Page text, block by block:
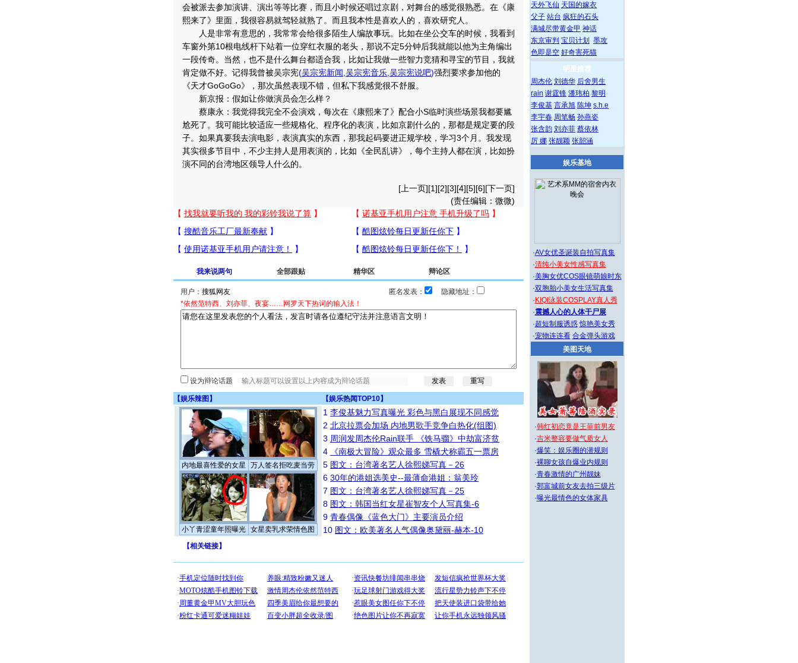
会被派去参加演讲、演出等等比赛，而且小时候还唱过京剧，对舞台的感觉很熟悉。在《康
熙来了》里面，我很容易就驾轻就熟了。而且我本性是喜欢人的，喜欢研究人。
人是非常有意思的，我常常会给很多陌生人编故事玩。比如在坐公交车的时候，我看到
车窗外第10根电线杆下站着一位穿红衣服的老头，那说不定5分钟后我就能以他为主角编出
一段传奇。当然，也不是什么舞台都适合我，比如让我做一些智力竞猜和寻宝的节目，我就
肯定做不好。记得我曾被吴宗宪(吴宗宪新闻 吴宗宪音乐 吴宗宪说吧)强烈要求参加他的
《天才GoGoGo》，那次虽然表现不错，但私下我感觉很不舒服。
新京报：假如让你做演员会怎么样？
蔡康永：我觉得我完全不会演戏，每次在《康熙来了》配合小S临时演些场景我都要尴
尬死了。我可能比较适应一些规格化、程序化的表演，比如京剧什么的，那都是规定要的段
子。如果真要我去演电影，表演真实的东西，那我起码要进正规学校，学习3个月。我发现
其实很多节目中，不少主持人是用表演的，比如《全民乱讲》，每个主持人都在演，比如扮
演不同的台湾地区领导人什么的。
[ 上一页][1][2][3][4][5][6][下一页]
(责任编辑：微微)
我来说两句 全部跟贴 精华区 辩论区
用户： 匿名发表：
隐藏地址：
*依然范特西、刘亦菲、夜宴……网罗天下热词的输入法！
设为辩论话题
【娱乐辣图 】 【娱乐热闻TOP10】
内地最喜性爱的女星 万人签名拒吃麦当劳
小丫青涩童年照曝光 女星卖乳求荣情色图
1 李俊基魅力写真曝光 彩色与黑白展现不同感觉
2 北京拉票会加场 内地男歌手竞争白热化(组图)
3 周润发周杰伦Rain联手 《铁马骝》中劫富济贫
4
《南极大冒险》观众最多 雪橇犬称霸五一票房
5 图文：台湾著名艺人徐熙娣写真－26
6 30年的港姐选美史--最薄命港姐：翁美玲
7 图文：台湾著名艺人徐熙娣写真－25
8 图文：韩国当红女星崔智友个人写真集-6
9 青春偶像《蓝色大门》主要演员介绍
10 图文：欧美著名人气偶像奥黛丽-赫本-10
【相关链接】
天外飞仙 天国的嫁衣
父子 站台 疯狂的石头
满城尽带黄金甲 神话
东京审判 宝贝计划
墨攻
色即是空 好奇害死猫
明星推荐
周杰伦 刘德华 后舍男生
rain 谢霆锋 潘玮柏 黎明
李俊基 言承旭 陈坤 s.h.e
李宇春 周笔畅 孙燕姿
张含韵 刘亦菲 蔡依林
厉 娜 张靓颖 张韶涵
娱乐基地
·AV女优圣诞装自拍写真集
·清纯小美女性感写真集
·美胸女优COS眼镜萌娘时东
·双胞胎小美女生活写真集
· KIQI泳装COSPLAY真人秀
·震撼人心的人体干尸展
·超短制服诱惑 惊艳美女秀
·宠物连连看 合金弹头游戏
美图天地
·韩红初恋竟是王菲前男友
·吉米整容要做气质女人
·爆笑：娱乐圈的潜规则
·裸聊女孩自爆业内规则
·青春激情的广州靓妹
·郭富城前女友去拍三级片
·曝光最情色的女体家具